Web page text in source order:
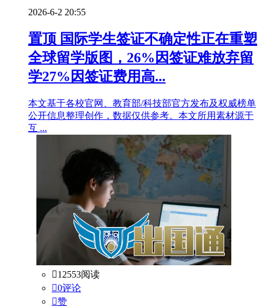
2026-6-2 20:55
置顶 国际学生签证不确定性正在重塑
全球留学版图，26%因签证难放弃留
学27%因签证费用高...
本文基于各校官网、教育部/科技部官方发布及权威榜单
公开信息整理创作，数据仅供参考。本文所用素材源于
互 ...
12553阅读
0评论
赞